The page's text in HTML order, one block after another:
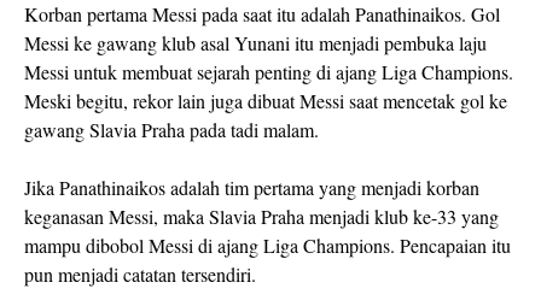
Korban pertama Messi pada saat itu adalah Panathinaikos. Gol
Messi ke gawang klub asal Yunani itu menjadi pembuka laju
Messi untuk membuat sejarah penting di ajang Liga Champions.
Meski begitu, rekor lain juga dibuat Messi saat mencetak gol ke
gawang Slavia Praha pada tadi malam.
Jika Panathinaikos adalah tim pertama yang menjadi korban
keganasan Messi, maka Slavia Praha menjadi klub ke-33 yang
mampu dibobol Messi di ajang Liga Champions. Pencapaian itu
pun menjadi catatan tersendiri.